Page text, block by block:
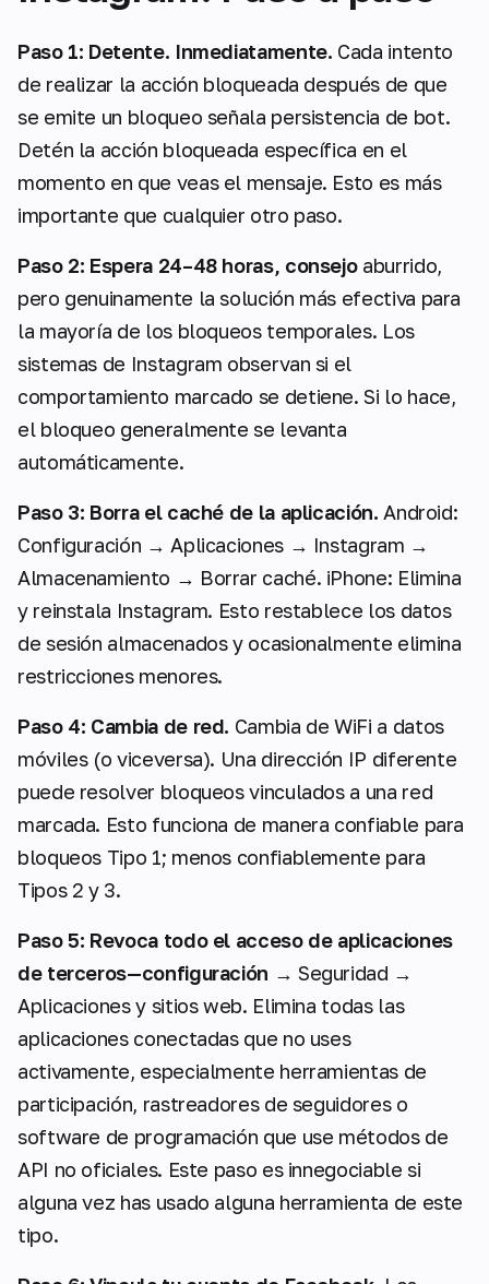
Paso 1: Detente. Inmediatamente. Cada intento
de realizar la acción bloqueada después de que
se emite un bloqueo señala persistencia de bot.
Detén la acción bloqueada específica en el
momento en que veas el mensaje. Esto es más
importante que cualquier otro paso.
Paso 2: Espera 24–48 horas, consejoaburrido,
pero genuinamente la solución más efectiva para
la mayoría de los bloqueos temporales. Los
sistemas de Instagram observan si el
comportamiento marcado se detiene. Si lo hace,
el bloqueo generalmente se levanta
automáticamente.
Paso 3: Borra el caché de la aplicación. Android:
Configuración → Aplicaciones → Instagram →
Almacenamiento → Borrar caché. iPhone: Elimina
y reinstala Instagram. Esto restablece los datos
de sesión almacenados y ocasionalmente elimina
restricciones menores.
Paso 4: Cambia de red. Cambia de WiFi a datos
móviles (o viceversa). Una dirección IP diferente
puede resolver bloqueos vinculados a una red
marcada. Esto funciona de manera confiable para
bloqueos Tipo 1; menos confiablemente para
Tipos 2 y 3.
Paso 5: Revoca todo el acceso de aplicaciones
de terceros—configuración → Seguridad →
Aplicaciones y sitios web. Elimina todas las
aplicaciones conectadas que no uses
activamente, especialmente herramientas de
participación, rastreadores de seguidores o
software de programación que use métodos de
API no oficiales. Este paso es innegociable si
alguna vez has usado alguna herramienta de este
tipo.